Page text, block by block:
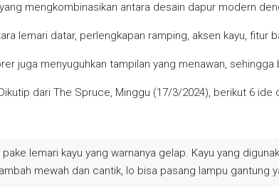
mengkombinasikan antara desain dapur modern
lemari datar, perlengkapan ramping, aksen kayu, fitur
juga menyuguhkan tampilan yang menawan, sehingga
dari The Spruce, Minggu (17/3/2024), berikut 6
lemari kayu yang warnanya gelap. Kayu yang
mewah dan cantik, lo bisa pasang lampu gantung